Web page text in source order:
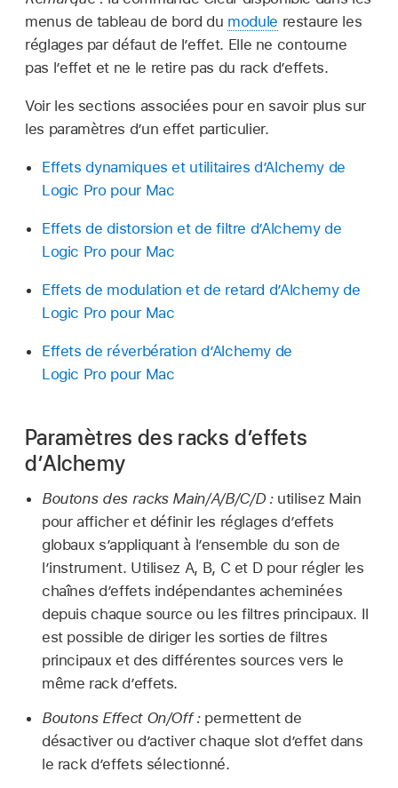
menus de tableau de bord du module restaure les
réglages par défaut de l’effet. Elle ne contourne
pas l’effet et ne le retire pas du rack d’effets.
Voir les sections associées pour en savoir plus sur
les paramètres d’un effet particulier.
Effets dynamiques et utilitaires d’Alchemy de
Logic Pro pour Mac
Effets de distorsion et de filtre d’Alchemy de
Logic Pro pour Mac
Effets de modulation et de retard d’Alchemy de
Logic Pro pour Mac
Effets de réverbération d’Alchemy de
Logic Pro pour Mac
Paramètres des racks d’effets
d’Alchemy
Boutons des racks Main/A/B/C/D :utilisez Main
pour afficher et définir les réglages d’effets
globaux s’appliquant à l’ensemble du son de
l’instrument. Utilisez A, B, C et D pour régler les
chaînes d’effets indépendantes acheminées
depuis chaque source ou les filtres principaux. Il
est possible de diriger les sorties de filtres
principaux et des différentes sources vers le
même rack d’effets.
Boutons Effect On/Off :permettent de
désactiver ou d’activer chaque slot d’effet dans
le rack d’effets sélectionné.